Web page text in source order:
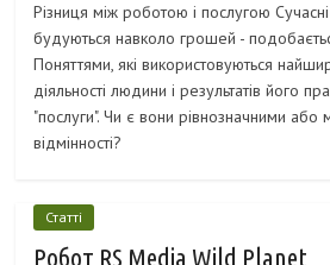
Різниця між роботою і послугою Сучасні
будуються навколо грошей -
Поняттями, які використовуються
діяльності людини і результатів його
"послуги". Чи є вони рівнозначними або
відмінності?
Статті
Робот RS Media Wild Planet